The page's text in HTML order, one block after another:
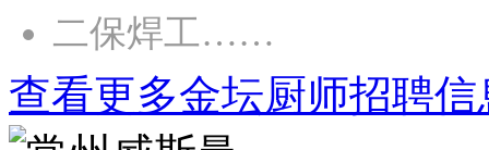
二保焊工……
查看更多金坛厨师招聘信